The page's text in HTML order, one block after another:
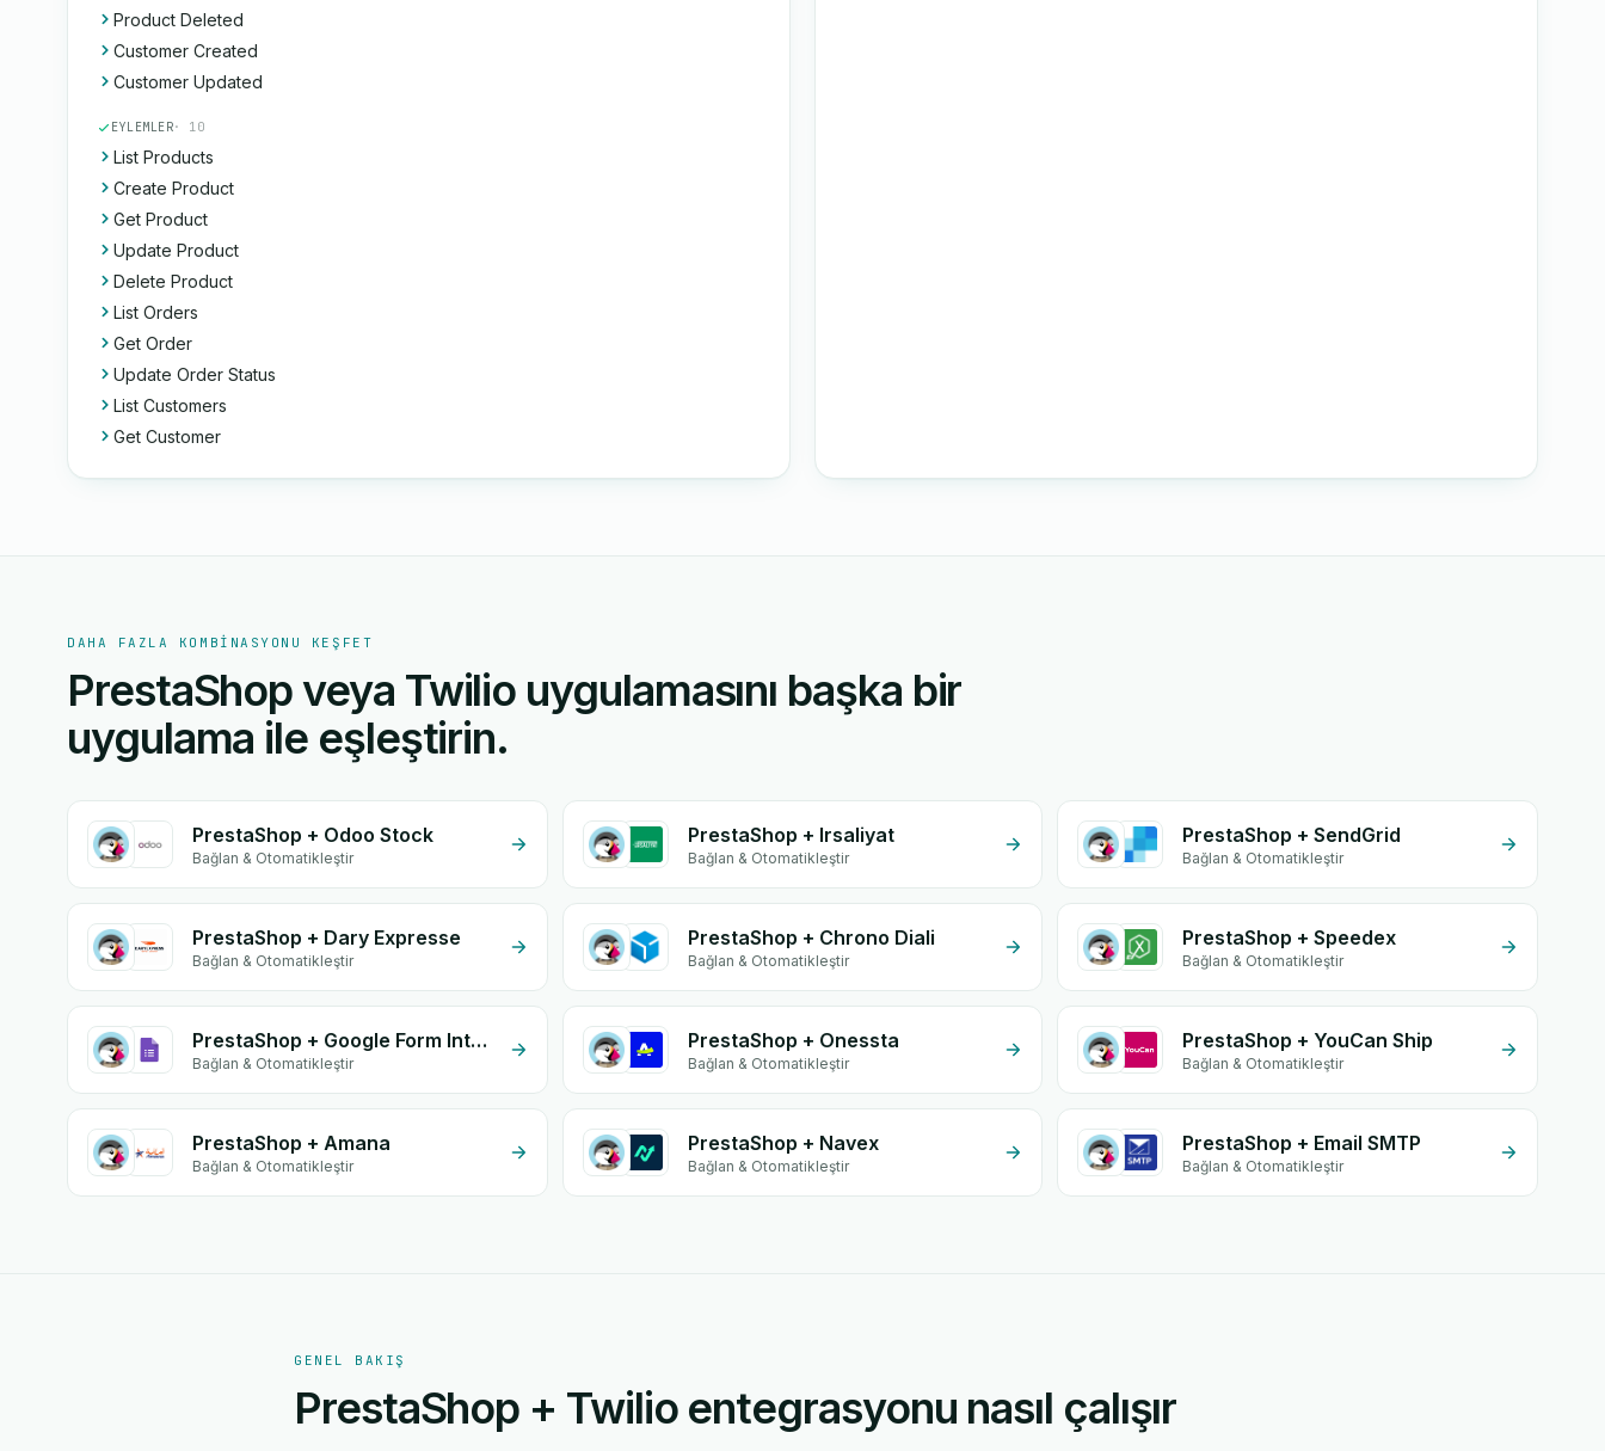
Product Deleted
Customer Created
Customer Updated
EYLEMLER· 10
List Products
Create Product
Get Product
Update Product
Delete Product
List Orders
Get Order
Update Order Status
List Customers
Get Customer
DAHA FAZLA KOMBINASYONU KEŞFET
PrestaShop veya Twilio uygulamasını başka bir
uygulama ile eşleştirin.
PrestaShop + Odoo Stock
Bağlan & Otomatikleştir
PrestaShop + Irsaliyat
Bağlan & Otomatikleştir
PrestaShop + SendGrid
Bağlan & Otomatikleştir
PrestaShop + Dary Expresse
Bağlan & Otomatikleştir
PrestaShop + Chrono Diali
Bağlan & Otomatikleştir
PrestaShop + Speedex
Bağlan & Otomatikleştir
PrestaShop + Google Form Integration
Bağlan & Otomatikleştir
PrestaShop + Onessta
Bağlan & Otomatikleştir
PrestaShop + YouCan Ship
Bağlan & Otomatikleştir
PrestaShop + Amana
Bağlan & Otomatikleştir
PrestaShop + Navex
Bağlan & Otomatikleştir
PrestaShop + Email SMTP
Bağlan & Otomatikleştir
GENEL BAKIŞ
PrestaShop + Twilio entegrasyonu nasıl çalışır